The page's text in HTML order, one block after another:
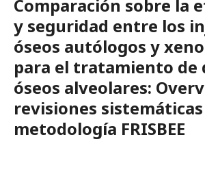
Comparación sobre la
y seguridad entre los
óseos autólogos y
para el tratamiento de
óseos alveolares:
revisiones
metodología FRISBEE